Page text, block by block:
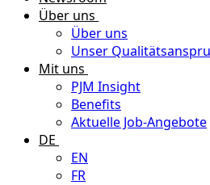
Über uns
Über uns
Unser
Mit uns
PJM Insight
Benefits
Aktuelle Job-Angebote
DE
EN
FR